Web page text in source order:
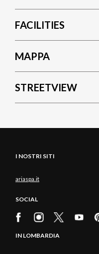
FACILITIES
MAPPA
STREETVIEW
I NOSTRI SITI
ariaspa.it
SOCIAL
IN LOMBARDIA